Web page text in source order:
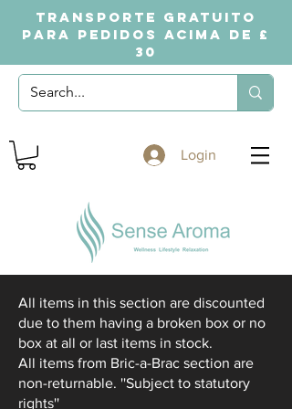
TRANSPORTE GRATUITO
PARA PEDIDOS ACIMA DE £
30
Login
All items in this section are discounted
due to them having a broken box or no
box at all or last items in stock.
All items from Bric-a-Brac section are
non-returnable. ''Subject to statutory
rights''